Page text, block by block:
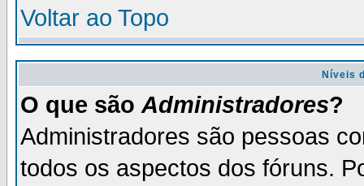
Voltar ao Topo
Níveis
O que são Administradores?
Administradores são pessoas
todos os aspectos dos fóruns.